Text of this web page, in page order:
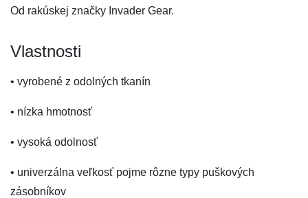
Od rakúskej značky Invader Gear.
Vlastnosti
• vyrobené z odolných tkanín
• nízka hmotnosť
• vysoká odolnosť
• univerzálna veľkosť pojme rôzne typy puškových
zásobníkov